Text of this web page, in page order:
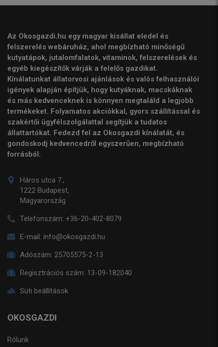
Az Okosgazdi.hu egy magyar kisállat eledel és
felszerelés webáruház, ahol megbízható minőségű
kutyatápok, jutalomfalatok, vitaminok, felszerelések és
egyéb kiegészítők várják a felelős gazdikat.
Kínálatunkat állatorvosi ajánlások és valós felhasználói
igények alapján építjük, hogy kutyáknak, macskáknak
és más kedvenceknek is könnyen megtaláld a legjobb
termékeket. Folyamatos akciókkal, gyors szállítással és
szakértői ügyfélszolgálattal segítjük a tudatos
állattartókat. Fedezd fel az Okosgazdi kínálatát, és
gondoskodj kedvencedről egyszerűen, megbízható
forrásból.
Háros utca 7.,
1222 Budapest,
Magyarország
Telefonszám: +36-20-402-8079
E-mail: info@okosgazdi.hu
Adószám: 25705575-2-13
Regisztrációs szám: 13-09-182040
Süti beállítások
OKOSGAZDI
Rólunk